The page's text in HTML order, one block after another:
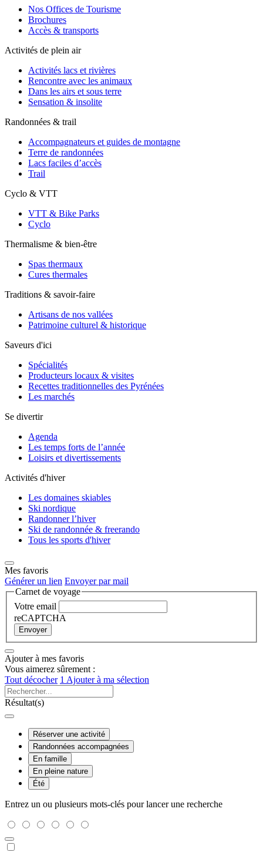
Nos Offices de Tourisme
Brochures
Accès & transports
Activités de plein air
Activités lacs et rivières
Rencontre avec les animaux
Dans les airs et sous terre
Sensation & insolite
Randonnées & trail
Accompagnateurs et guides de montagne
Terre de randonnées
Lacs faciles d’accès
Trail
Cyclo & VTT
VTT & Bike Parks
Cyclo
Thermalisme & bien-être
Spas thermaux
Cures thermales
Traditions & savoir-faire
Artisans de nos vallées
Patrimoine culturel & historique
Saveurs d'ici
Spécialités
Producteurs locaux & visites
Recettes traditionnelles des Pyrénées
Les marchés
Se divertir
Agenda
Les temps forts de l’année
Loisirs et divertissements
Activités d'hiver
Les domaines skiables
Ski nordique
Randonner l’hiver
Ski de randonnée & freerando
Tous les sports d'hiver
Mes favoris
Générer un lien Envoyer par mail
Carnet de voyage
Votre email
reCAPTCHA
Envoyer
Ajouter à mes favoris
Vous aimerez sûrement :
Tout décocher 1 Ajouter à ma sélection
Résultat(s)
Réserver une activité
Randonnées accompagnées
En famille
En pleine nature
Été
Entrez un ou plusieurs mots-clés pour lancer une recherche